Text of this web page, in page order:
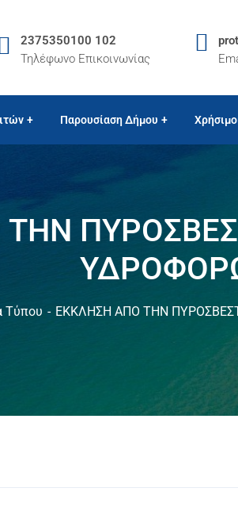
2375350100 102
Τηλέφωνο Επικοινωνίας
Παρουσίαση Δήμου
Τύπου ΕΚΚΛΗΣΗ ΑΠΟ ΤΗΝ